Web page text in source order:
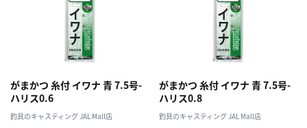
がまかつ 糸付 イワナ 青 7.5号-
ハリス0.6
釣具のキャスティング JAL Mall店
がまかつ 糸付 イワナ 青 7.5号-
ハリス0.8
釣具のキャスティング JAL Mall店